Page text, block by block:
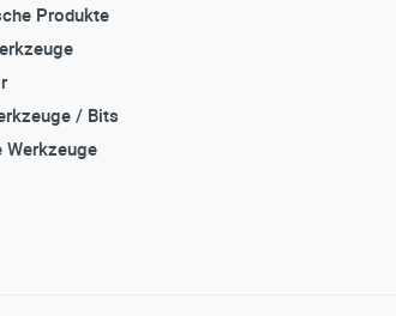
Produkte
/ Bits
Werkzeuge